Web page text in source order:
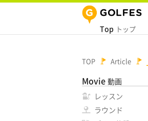
Top トップ
TOP Article
Movie 動画
レッスン
ラウンド